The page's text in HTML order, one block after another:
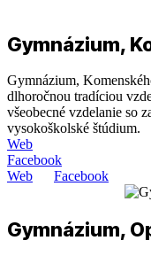
Gymnázium,
Gymnázium,
dlhoročnou tradíciou
všeobecné vzdelanie so
vysokoškolské štúdium.
Web
Facebook
Web
Facebook
Gymnázium,